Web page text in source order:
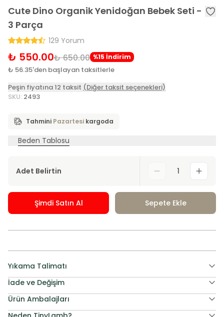
Cute Dino Organik Yenidoğan Bebek Seti -
3 Parça
129 Yorum
₺ 550.00₺ 650.00 %15 İndirim
₺ 56.35'den başlayan taksitlerle
Peşin fiyatına 12 taksit (Diğer taksit seçenekleri)
SKU: 2493
Tahmini Pazartesi kargoda
Beden Tablosu
Adet Belirtin 1
Şimdi Satın Al Sepete Ekle
Yıkama Talimatı
İade ve Değişim
Ürün Ambalajları